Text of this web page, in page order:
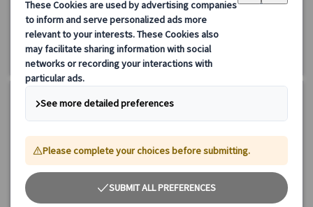
木曜日
4/9・23、5/7・21、6/4・18
7/2、7/16、7/30、8/13、8/27、9/10・24
10/8・22、11/5・19、12/3・17・31、
2027年:1/14・28、2/11・25、3/11・25